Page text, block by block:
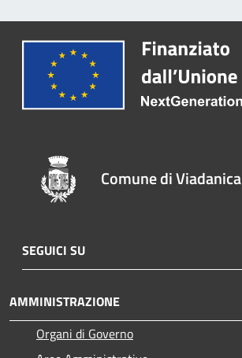
Comune di Viadanica
SEGUICI SU
AMMINISTRAZIONE
Organi di Governo